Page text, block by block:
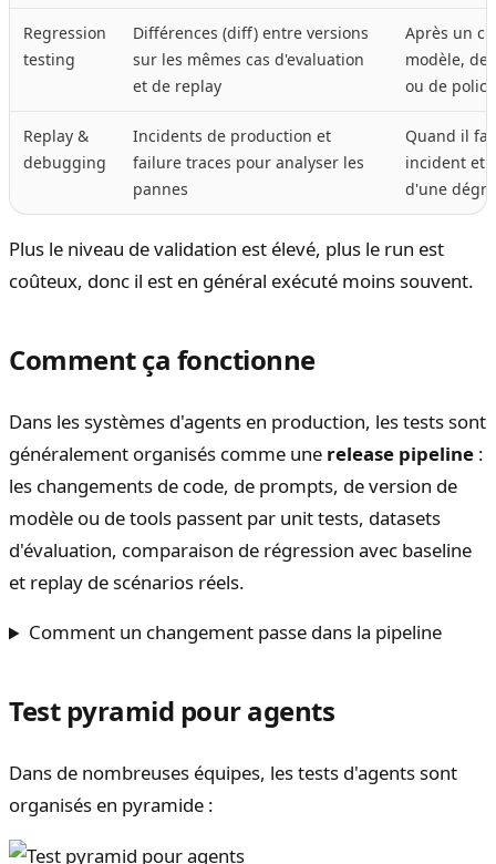
Regression
testing
Différences (diff) entre versions
sur les mêmes cas d'evaluation
et de replay
Après un
modèle, de
ou de policy
Replay &
debugging
Incidents de production et
failure traces pour analyser les
pannes
Quand il
incident et
d'une
Plus le niveau de validation est élevé, plus le run est
coûteux, donc il est en général exécuté moins souvent.
Comment ça fonctionne
Dans les systèmes d'agents en production, les tests sont
généralement organisés comme une release pipeline :
les changements de code, de prompts, de version de
modèle ou de tools passent par unit tests, datasets
d'évaluation, comparaison de régression avec baseline
et replay de scénarios réels.
Comment un changement passe dans la pipeline
Test pyramid pour agents
Dans de nombreuses équipes, les tests d'agents sont
organisés en pyramide :